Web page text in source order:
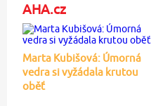
AHA.cz
Marta Kubišová: Úmorná
vedra si vyžádala krutou
oběť